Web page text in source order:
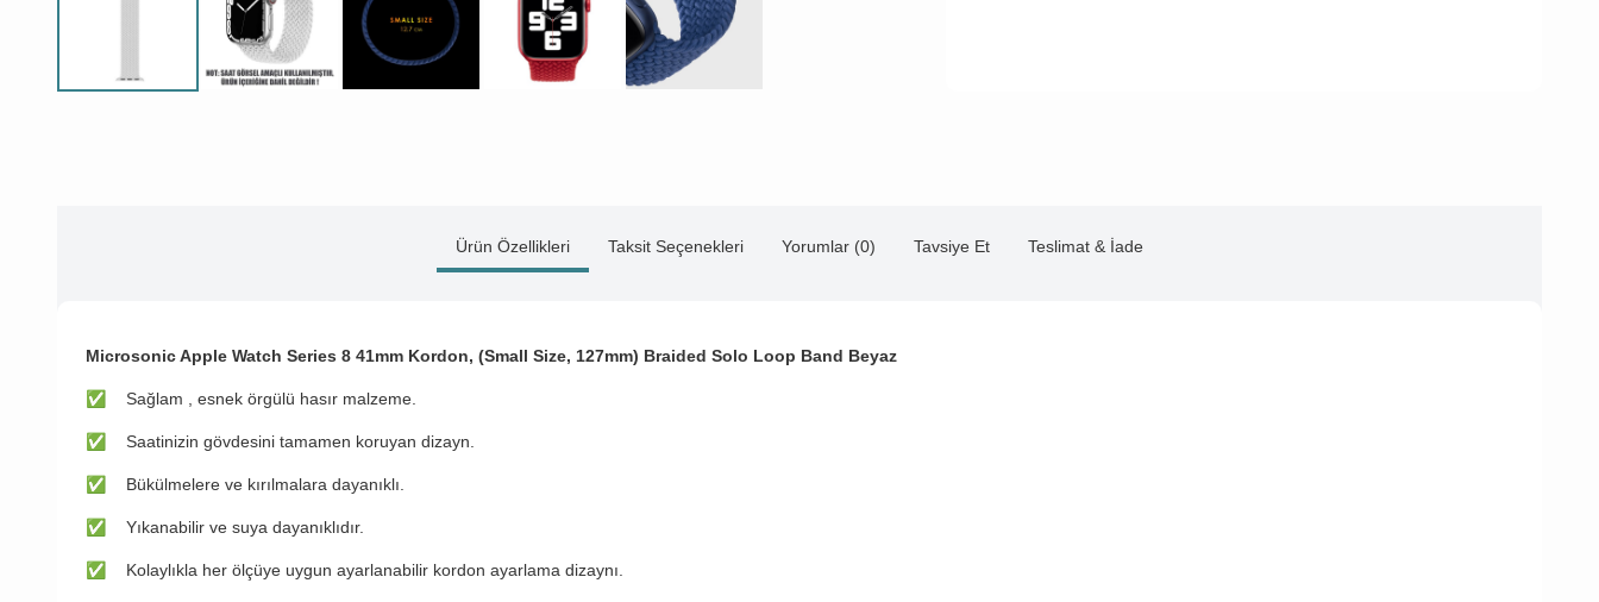
Ürün Özellikleri Taksit Seçenekleri Yorumlar (0) Tavsiye Et Teslimat & İade
Microsonic Apple Watch Series 8 41mm Kordon, (Small Size, 127mm) Braided Solo Loop Band Beyaz
✅ ​Sağlam , esnek örgülü hasır malzeme.
✅ ​Saatinizin gövdesini tamamen koruyan dizayn.
✅ ​Bükülmelere ve kırılmalara dayanıklı.
✅ ​Yıkanabilir ve suya dayanıklıdır.
✅ ​Kolaylıkla her ölçüye uygun ayarlanabilir kordon ayarlama dizaynı.